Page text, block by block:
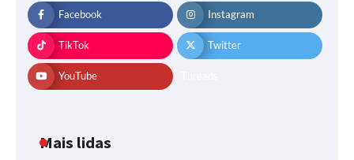
Facebook Instagram
TikTok Twitter
YouTube
Mais lidas